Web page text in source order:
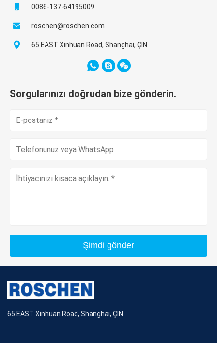
0086-137-64195009
roschen@roschen.com
65 EAST Xinhuan Road, Shanghai, ÇİN
Sorgularınızı doğrudan bize gönderin.
Şimdi gönder
65 EAST Xinhuan Road, Shanghai, ÇİN